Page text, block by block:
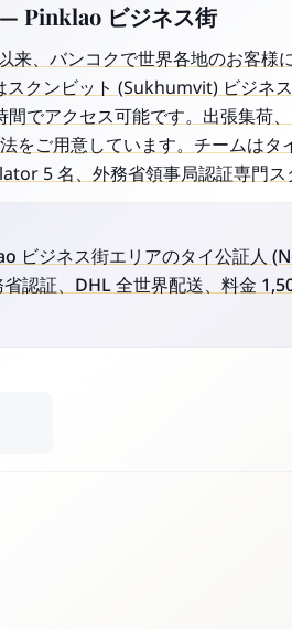
Pinklao ビジネス街
来、バンコクで世界各地のお客様
クンビット (Sukhumvit) ビジネ
でアクセス可能です。出張集荷
をご用意しています。チームは
5 名、外務省領事局認証専門
ビジネス街エリアのタイ公証人
認証、DHL 全世界配送、料金